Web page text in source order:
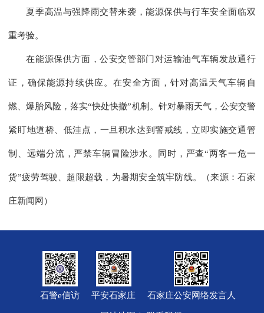
夏季高温与强降雨交替来袭，能源保供与行车安全面临双
重考验。
在能源保供方面，公安交管部门对运输油气车辆发放通行
证，确保能源持续供应。在安全方面，针对高温天气车辆自
燃、爆胎风险，落实“快处快撤”机制。针对暴雨天气，公安交警
紧盯地道桥、低洼点，一旦积水达到警戒线，立即实施交通管
制、远端分流，严禁车辆冒险涉水。同时，严查“两客一危一
货”疲劳驾驶、超限超载，为暑期安全筑牢防线。（来源：石家
庄新闻网）
石警e信访 平安石家庄 石家庄公安网络发言人